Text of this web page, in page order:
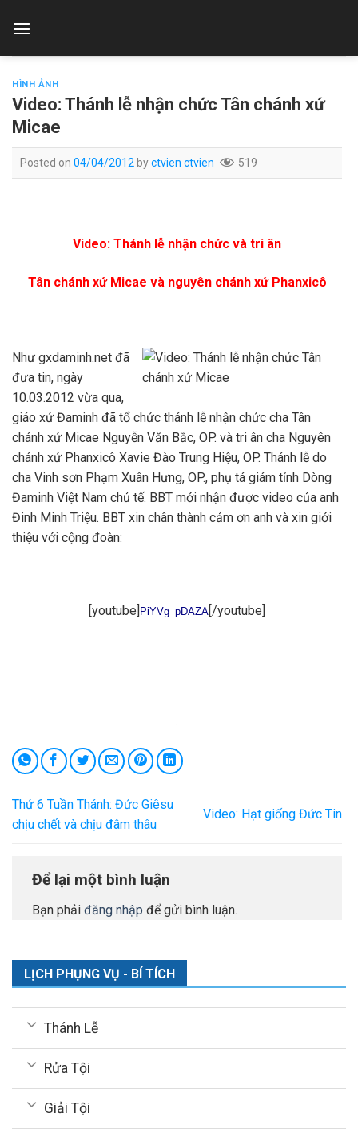
HÌNH ẢNH
Video: Thánh lễ nhận chức Tân chánh xứ
Micae
Posted on 04/04/2012 byctvien ctvien 519
Video: Thánh lễ nhận chức và tri ân
Tân chánh xứ Micae và nguyên chánh xứ Phanxicô
Như gxdaminh.net đã
đưa tin, ngày
10.03.2012 vừa qua,
giáo xứ Đaminh đã tổ chức thánh lễ nhận chức cha Tân
chánh xứ Micae Nguyễn Văn Bắc, OP. và tri ân cha Nguyên
chánh xứ Phanxicô Xavie Đào Trung Hiệu, OP. Thánh lễ do
cha Vinh sơn Phạm Xuân Hưng, OP., phụ tá giám tỉnh Dòng
Đaminh Việt Nam chủ tế. BBT mới nhận được video của anh
Đinh Minh Triệu. BBT xin chân thành cảm ơn anh và xin giới
thiệu với cộng đoàn:
[youtube] PiYVg_pDAZA [/youtube]
.
Thứ 6 Tuần Thánh: Đức Giêsu
chịu chết và chịu đâm thâu
Video: Hạt giống Đức Tin
Để lại một bình luận
Bạn phải đăng nhập để gửi bình luận.
LỊCH PHỤNG VỤ - BÍ TÍCH
Thánh Lễ
Rửa Tội
Giải Tội